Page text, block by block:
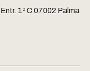
1º C 07002 Palma